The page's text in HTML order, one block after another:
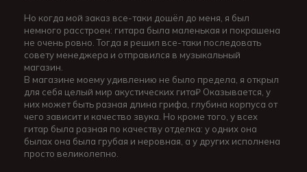
Но когда мой заказ все-таки дошёл до меня, я был
немного расстроен: гитара была маленькая и покрашена
не очень ровно. Тогда я решил все-таки последовать
совету менеджера и отправился в музыкальный
магазин.
В магазине моему удивлению не было предела, я открыл
для себя целый мир акустических гита₽ Оказывается, у
них может быть разная длина грифа, глубина корпуса от
чего зависит и качество звука. Но кроме того, у всех
гитар была разная по качеству отделка: у одних она
былах она была грубая и неровная, а у других исполнена
просто великолепно.